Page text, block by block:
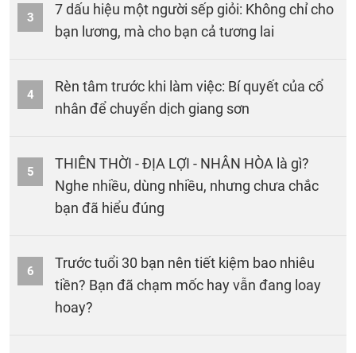
3
7 dấu hiệu một người sếp giỏi: Không chỉ cho
bạn lương, mà cho bạn cả tương lai
4
Rèn tâm trước khi làm việc: Bí quyết của cổ
nhân để chuyển dịch giang sơn
5
THIÊN THỜI - ĐỊA LỢI - NHÂN HÒA là gì?
Nghe nhiều, dùng nhiều, nhưng chưa chắc
bạn đã hiểu đúng
6
Trước tuổi 30 bạn nên tiết kiệm bao nhiêu
tiền? Bạn đã chạm mốc hay vẫn đang loay
hoay?